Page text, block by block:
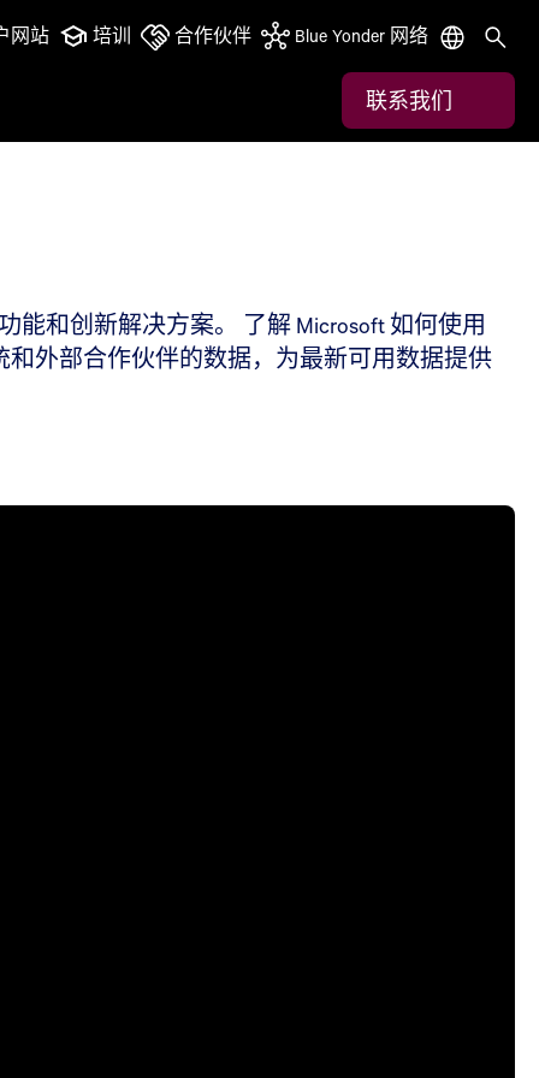
网站 培训 合作伙伴 Blue Yonder 网络
联系我们
和创新解决方案。 了解 Microsoft 如何使用
和外部合作伙伴的数据，为最新可用数据提供